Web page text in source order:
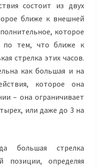
состоит из двух
ближе к внешней
которое
по тем, что ближе к
стрелка этих часов.
как большая и на
которое она
– она ограничивает
или даже до 3 на
большая стрелка
позиции, определяя